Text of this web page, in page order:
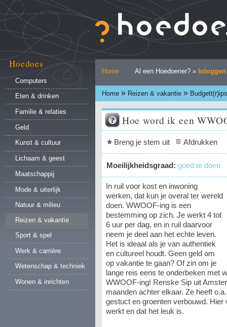
naar
inhoud.
Ga
naar
navigatie
Persoonlijke
hulpmiddelen
Home Al een Hoedoener? » Inloggen
Home » Reizen & vakantie » Budgett(r)ips
Hoedoes
Computers
Eten & drinken
Familie & relaties
Geld
Kunst & cultuur
Lichaam & geest
Maatschappij
Mode & uiterlijk
Natuur & milieu
Reizen & vakantie
Sport & spel
Werk & carrière
Wetenschap & techniek
Wonen & inrichten
Hoe word ik een
Document
Breng je stem uit Afdrukken
Moeilijkheidsgraad: goed te doen
In ruil voor kost en inwoning
werken, dat kun je overal ter wereld
doen. WWOOF-ing is een
bestemming op zich. Je werkt 4 tot
6 uur per dag, en in ruil daarvoor
neem je deel aan het echte leven.
Het is ideaal als je van authentiek
en cultureel houdt. Geen geld om
op vakantie te gaan? Of zin om je
lange reis eens te onderbeken met
WWOOF-ing! Renske Sip uit
maanden achter elkaar. Ze heeft
gestuct en groenten verbouwd. Hier
werkt en dat het leuk is.